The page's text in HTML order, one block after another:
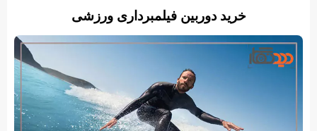
خرید دوربین فیلمبرداری ورزشی